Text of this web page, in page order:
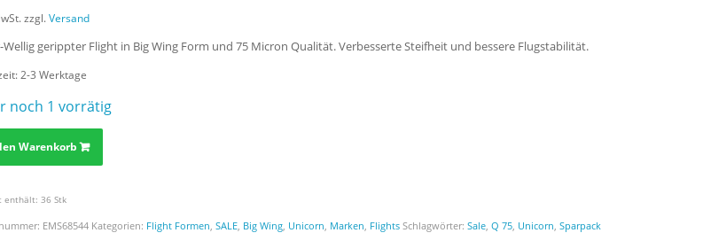
zzgl.Versand
Wellig gerippter Flight in Big Wing Form und 75 Micron Qualität. Verbesserte Steifheit und bessere Flugstabilität.
2-3 Werktage
noch 1 vorrätig
Warenkorb
enthält: 36Stk
EMS68544 Kategorien: Flight Formen ,SALE Big Wing Unicorn Marken Flights Schlagwörter:Sale ,Q 75 Unicorn ,Sparpack